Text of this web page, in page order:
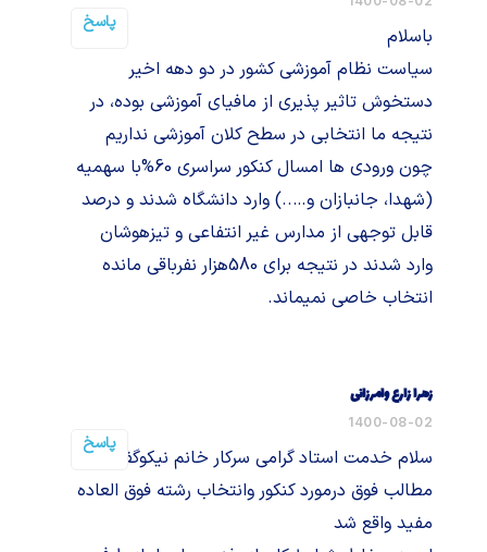
پاسخ
باسلام
سیاست نظام آموزشی کشور در دو دهه اخیر
دستخوش تاثیر پذیری از مافیای آموزشی بوده، در
نتیجه ما انتخابی در سطح کلان آموزشی نداریم
چون ورودی ها امسال کنکور سراسری 60%با سهمیه
(شهدا، جانبازان و…..) وارد دانشگاه شدند و درصد
قابل توجهی از مدارس غیر انتفاعی و تیزهوشان
وارد شدند در نتیجه برای 580هزار نفرباقی مانده
انتخاب خاصی نمیماند.
زهرا زارع وامرزانی
1400-08-02
پاسخ
سلام خدمت استاد گرامی سرکار خانم نیکوگفتار
مطالب فوق درمورد کنکور وانتخاب رشته فوق العاده
مفید واقع شد